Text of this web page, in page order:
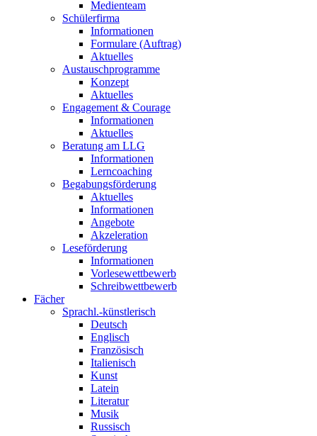
Medienteam
Schülerfirma
Informationen
Formulare (Auftrag)
Aktuelles
Austauschprogramme
Konzept
Aktuelles
Engagement & Courage
Informationen
Aktuelles
Beratung am LLG
Informationen
Lerncoaching
Begabungsförderung
Aktuelles
Informationen
Angebote
Akzeleration
Leseförderung
Informationen
Vorlesewettbewerb
Schreibwettbewerb
Fächer
Sprachl.-künstlerisch
Deutsch
Englisch
Französisch
Italienisch
Kunst
Latein
Literatur
Musik
Russisch